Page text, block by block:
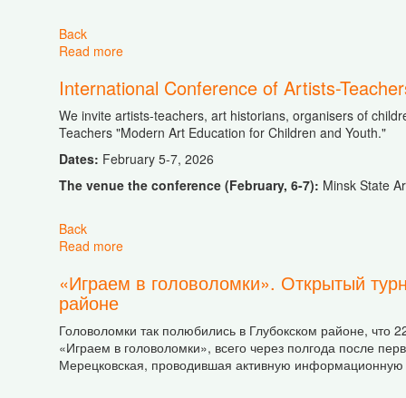
Back
Read more
International Conference of Artists-
We invite artists-teachers, art historians, organisers of
Teachers "Modern Art Education for Children and Youth."
Dates: February 5-7, 2026
The venue the conference (February, 6-7): Minsk State
Back
Read more
«Играем в головоломки». Открытый
районе
Головоломки так полюбились в Глубокском районе, что
«Играем в головоломки», всего через полгода после
Мерецковская, проводившая активную